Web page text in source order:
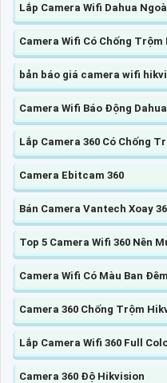
Lắp Camera Wifi Dahua
Camera Wifi Có Chống Trộm
bản báo giá camera wifi
Camera Wifi Báo Động Dahua
Lắp Camera 360 Có Chống
Camera Ebitcam 360
Bán Camera Vantech Xoay
Top 5 Camera Wifi 360 Nên
Camera Wifi Có Màu Ban
Camera 360 Chống Trộm
Lắp Camera Wifi 360 Full
Camera 360 Độ Hikvision